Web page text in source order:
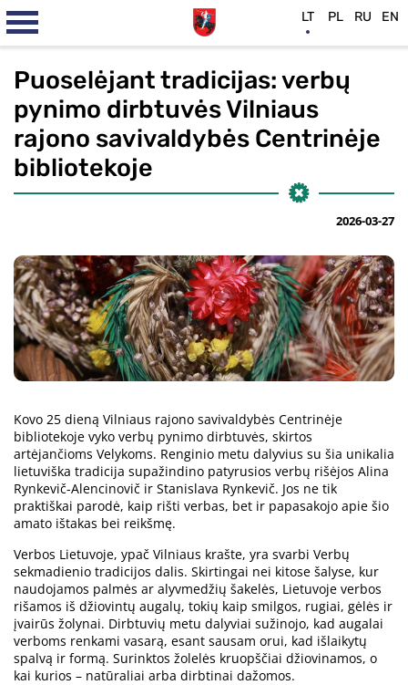
Puoselėjant tradicijas: verbų
pynimo dirbtuvės Vilniaus
rajono savivaldybės Centrinėje
bibliotekoje
2026-03-27
Kovo 25 dieną Vilniaus rajono savivaldybės Centrinėje
bibliotekoje vyko verbų pynimo dirbtuvės, skirtos
artėjančioms Velykoms. Renginio metu dalyvius su šia unikalia
lietuviška tradicija supažindino patyrusios verbų rišėjos Alina
Rynkevič-Alencinovič ir Stanislava Rynkevič. Jos ne tik
praktiškai parodė, kaip rišti verbas, bet ir papasakojo apie šio
amato ištakas bei reikšmę.
Verbos Lietuvoje, ypač Vilniaus krašte, yra svarbi Verbų
sekmadienio tradicijos dalis. Skirtingai nei kitose šalyse, kur
naudojamos palmės ar alyvmedžių šakelės, Lietuvoje verbos
rišamos iš džiovintų augalų, tokių kaip smilgos, rugiai, gėlės ir
įvairūs žolynai. Dirbtuvių metu dalyviai sužinojo, kad augalai
verboms renkami vasarą, esant sausam orui, kad išlaikytų
spalvą ir formą. Surinktos žolelės kruopščiai džiovinamos, o
kai kurios – natūraliai arba dirbtinai dažomos.
LT PL RU EN